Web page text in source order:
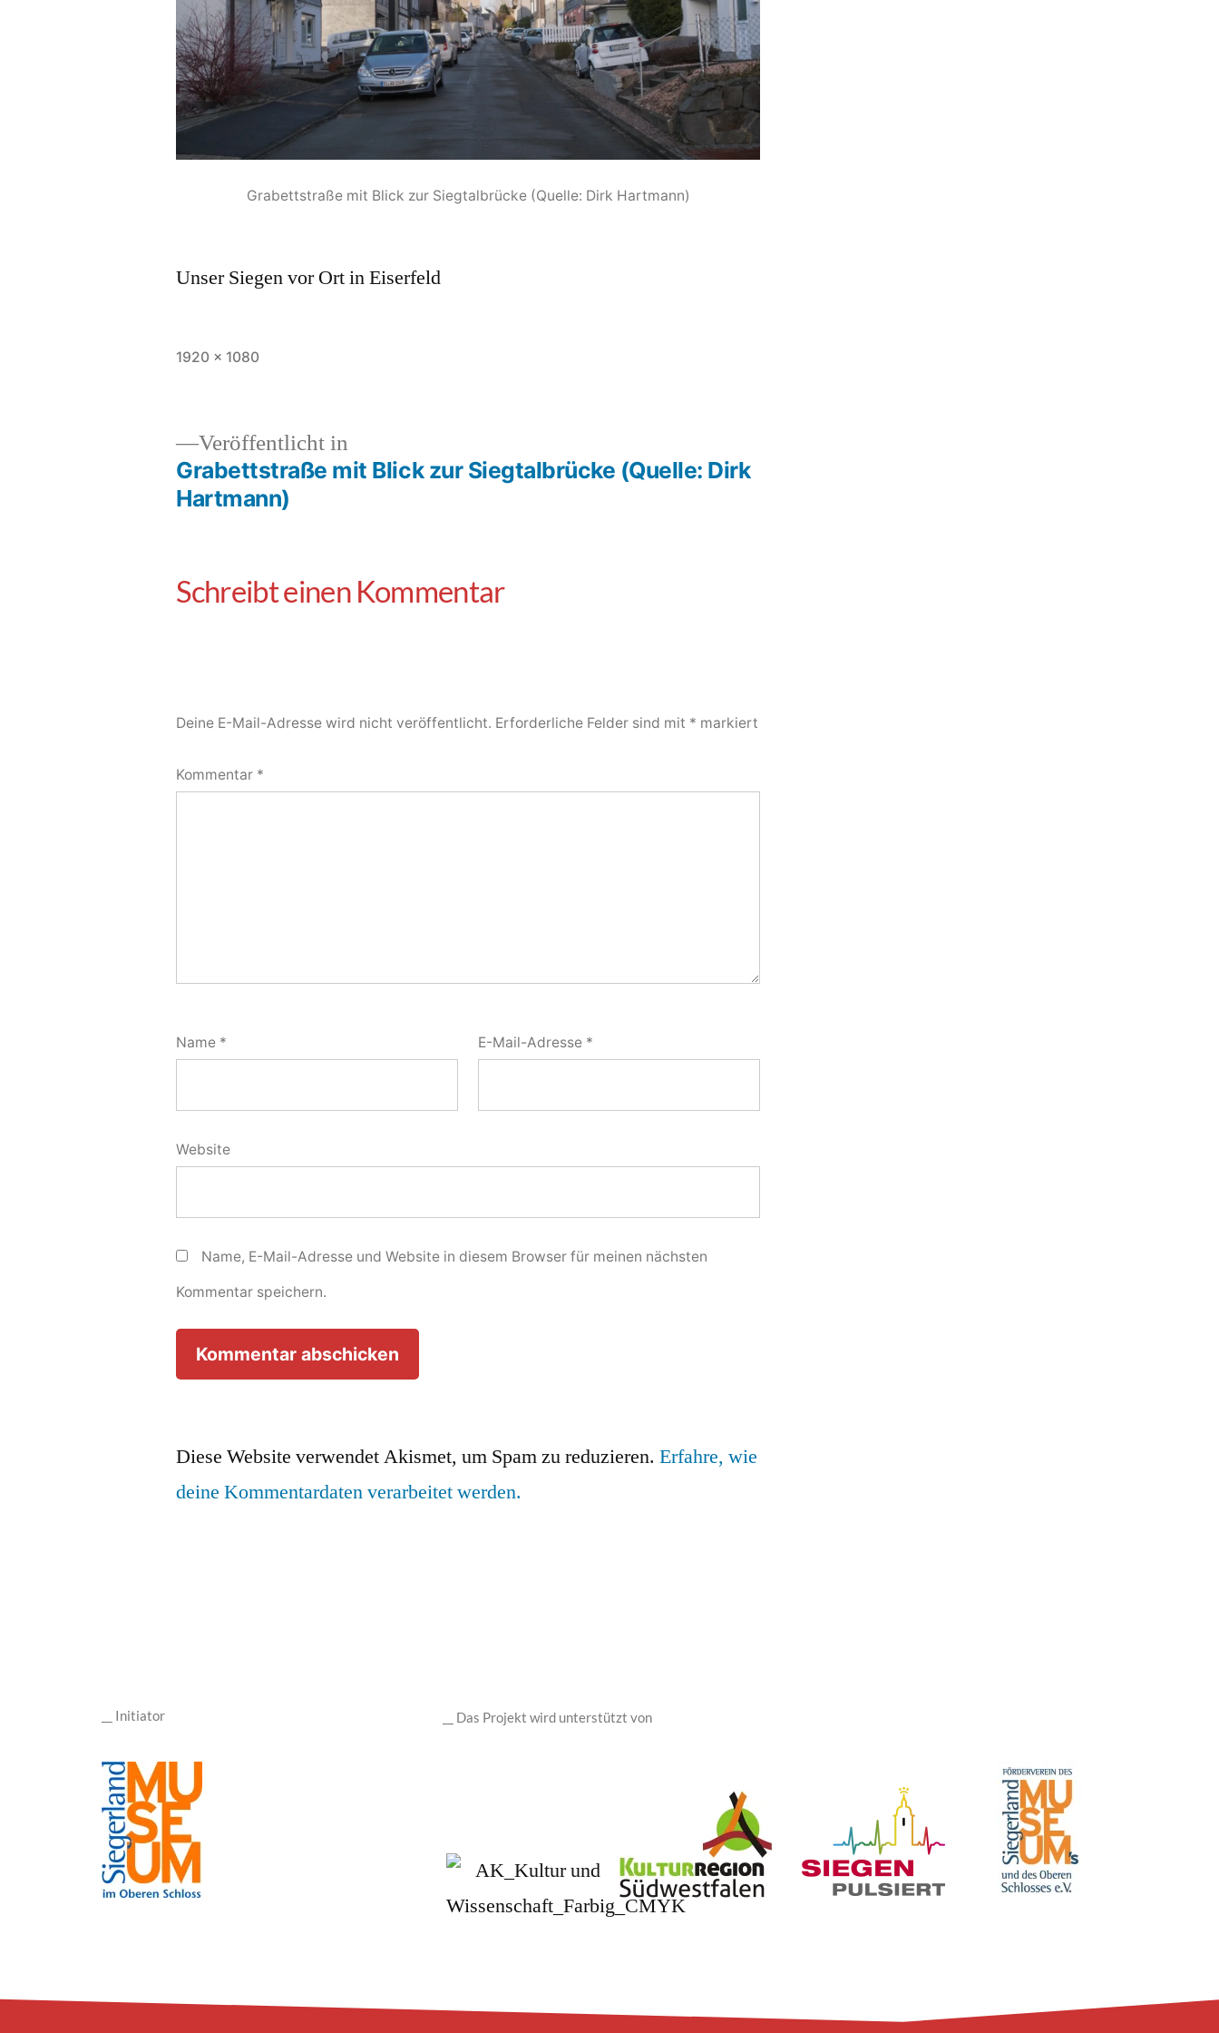
Grabettstraße mit Blick zur Siegtalbrücke (Quelle: Dirk Hartmann)
Unser Siegen vor Ort in Eiserfeld
1920 × 1080
Veröffentlicht in
Grabettstraße mit Blick zur Siegtalbrücke (Quelle: Dirk
Hartmann)
Deine E-Mail-Adresse wird nicht veröffentlicht. Erforderliche Felder sind mit * markiert
Kommentar *
Name * E-Mail-Adresse *
Website
Name, E-Mail-Adresse und Website in diesem Browser für meinen nächsten
Kommentar speichern.
Diese Website verwendet Akismet, um Spam zu reduzieren.Erfahre, wie
deine Kommentardaten verarbeitet werden.
__ Initiator __ Das Projekt wird unterstützt von